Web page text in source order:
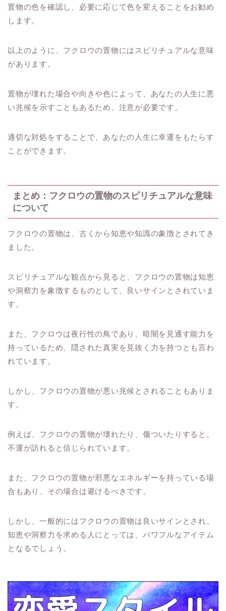
置物の色を確認し、必要に応じて色を変えることをお勧め
します。
以上のように、フクロウの置物にはスピリチュアルな意味
があります。
置物が壊れた場合や向きや色によって、あなたの人生に悪
い兆候を示すこともあるため、注意が必要です。
適切な対処をすることで、あなたの人生に幸運をもたらす
ことができます。
まとめ：フクロウの置物のスピリチュアルな意味
について
フクロウの置物は、古くから知恵や知識の象徴とされてき
ました。
スピリチュアルな観点から見ると、フクロウの置物は知恵
や洞察力を象徴するものとして、良いサインとされていま
す。
また、フクロウは夜行性の鳥であり、暗闇を見通す能力を
持っているため、隠された真実を見抜く力を持つとも言わ
れています。
しかし、フクロウの置物が悪い兆候とされることもありま
す。
例えば、フクロウの置物が壊れたり、傷ついたりすると、
不運が訪れると信じられています。
また、フクロウの置物が邪悪なエネルギーを持っている場
合もあり、その場合は避けるべきです。
しかし、一般的にはフクロウの置物は良いサインとされ、
知恵や洞察力を求める人にとっては、パワフルなアイテム
となるでしょう。